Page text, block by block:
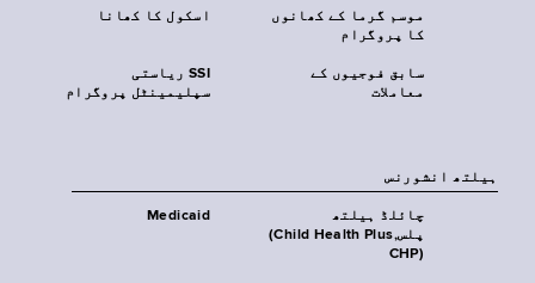
اسکول کا کھانا
موسم گرما کے کھانوں
کا پروگرام
SSI ریاستی
سپلیمینٹل پروگرام
سابق فوجیوں کے
معاملات
‏ہیلتھ انشورنس
Medicaid
چائلڈ ہیلتھ
پلس‎(Child Health Plus,
CHP)‎